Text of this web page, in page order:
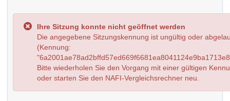
Ihre Sitzung konnte nicht geöffnet werden
Die angegebene Sitzungskennung ist ungültig oder
(Kennung:
Bitte wiederholen Sie den Vorgang mit einer gültigen
oder starten Sie den NAFI-Vergleichsrechner neu.